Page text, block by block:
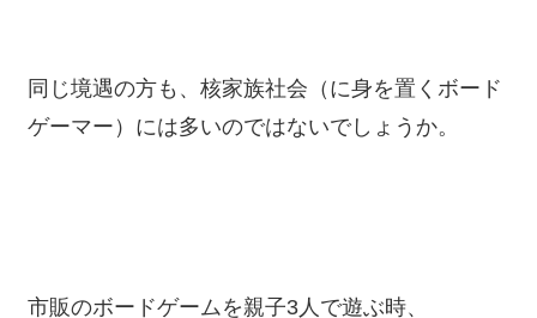
同じ境遇の方も、核家族社会（に身を置くボード
ゲーマー）には多いのではないでしょうか。
市販のボードゲームを親子3人で遊ぶ時、